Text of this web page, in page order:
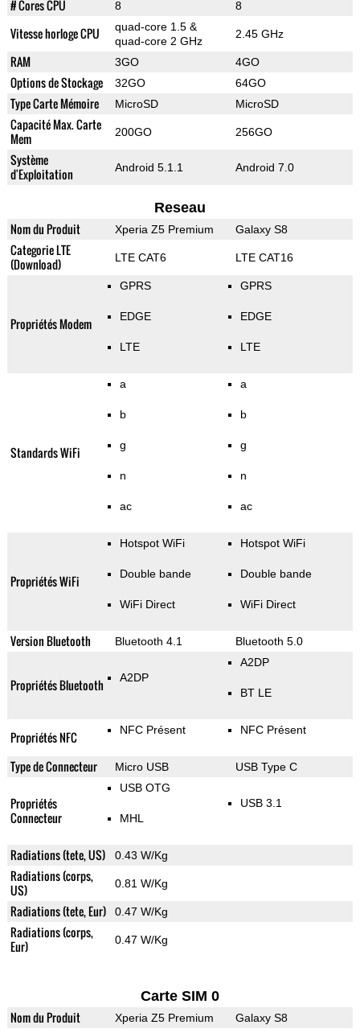
# Cores CPU 8 8
Vitesse horloge CPU
quad-core 1.5 &
quad-core 2 GHz
2.45 GHz
RAM 3GO 4GO
Options de Stockage 32GO 64GO
Type Carte Mémoire MicroSD MicroSD
Capacité Max. Carte
Mem
200GO 256GO
Système
d'Exploitation
Android 5.1.1 Android 7.0
Reseau
Nom du Produit Xperia Z5 Premium Galaxy S8
Categorie LTE
(Download)
LTE CAT6 LTE CAT16
Propriétés Modem
GPRS
EDGE
LTE
GPRS
EDGE
LTE
Standards WiFi
a
b
g
n
ac
a
b
g
n
ac
Propriétés WiFi
Hotspot WiFi
Double bande
WiFi Direct
Hotspot WiFi
Double bande
WiFi Direct
Version Bluetooth Bluetooth 4.1 Bluetooth 5.0
Propriétés Bluetooth A2DP
A2DP
BT LE
Propriétés NFC NFC Présent NFC Présent
Type de Connecteur Micro USB USB Type C
Propriétés
Connecteur
USB OTG
MHL
USB 3.1
Radiations (tete, US) 0.43 W/Kg
Radiations (corps,
US)
0.81 W/Kg
Radiations (tete, Eur) 0.47 W/Kg
Radiations (corps,
Eur)
0.47 W/Kg
Carte SIM 0
Nom du Produit Xperia Z5 Premium Galaxy S8